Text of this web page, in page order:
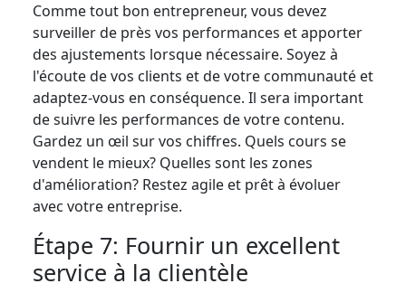
Comme tout bon entrepreneur, vous devez
surveiller de près vos performances et apporter
des ajustements lorsque nécessaire. Soyez à
l'écoute de vos clients et de votre communauté et
adaptez-vous en conséquence. Il sera important
de suivre les performances de votre contenu.
Gardez un œil sur vos chiffres. Quels cours se
vendent le mieux? Quelles sont les zones
d'amélioration? Restez agile et prêt à évoluer
avec votre entreprise.
Étape 7: Fournir un excellent
service à la clientèle